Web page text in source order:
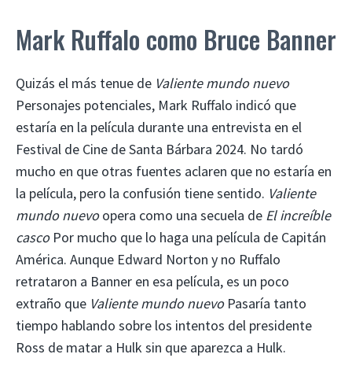
Mark Ruffalo como Bruce Banner
Quizás el más tenue de Valiente mundo nuevo
Personajes potenciales, Mark Ruffalo indicó que
estaría en la película durante una entrevista en el
Festival de Cine de Santa Bárbara 2024. No tardó
mucho en que otras fuentes aclaren que no estaría en
la película, pero la confusión tiene sentido. Valiente
mundo nuevoopera como una secuela de El increíble
cascoPor mucho que lo haga una película de Capitán
América. Aunque Edward Norton y no Ruffalo
retrataron a Banner en esa película, es un poco
extraño que Valiente mundo nuevoPasaría tanto
tiempo hablando sobre los intentos del presidente
Ross de matar a Hulk sin que aparezca a Hulk.